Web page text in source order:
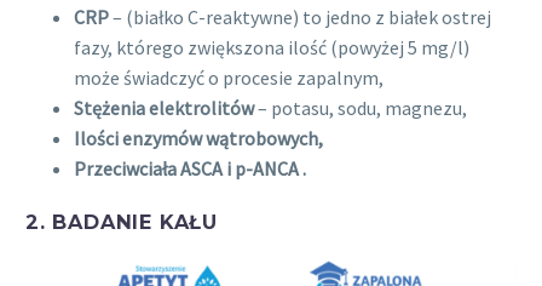
CRP– (białko C-reaktywne) to jedno z białek ostrej
fazy, którego zwiększona ilość (powyżej 5 mg/l)
może świadczyć o procesie zapalnym,
Stężenia elektrolitów– potasu, sodu, magnezu,
Ilości enzymów wątrobowych,
Przeciwciała ASCA i p-ANCA .
2. BADANIE KAŁU